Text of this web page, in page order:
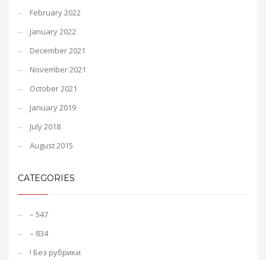
February 2022
January 2022
December 2021
November 2021
October 2021
January 2019
July 2018
August 2015
CATEGORIES
– 547
– 834
! Без рубрики